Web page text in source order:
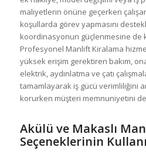
maliyetlerin önüne geçerken
koşullarda görev yapmasını
koordinasyonun güçlenmesine de
Profesyonel Manlift Kiralama
yüksek erişim gerektiren bakım,
elektrik, aydınlatma ve çatı
tamamlayarak iş gücü verimliliğini
korurken müşteri memnuniyetini
Akülü ve Makaslı
Seçeneklerinin